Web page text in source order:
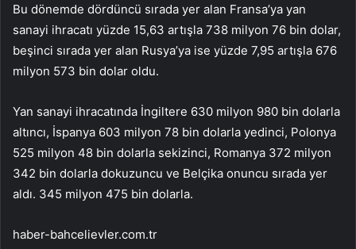
Bu dönemde dördüncü sırada yer alan Fransa’ya yan
sanayi ihracatı yüzde 15,63 artışla 738 milyon 76 bin dolar,
beşinci sırada yer alan Rusya’ya ise yüzde 7,95 artışla 676
milyon 573 bin dolar oldu.
Yan sanayi ihracatında İngiltere 630 milyon 980 bin dolarla
altıncı, İspanya 603 milyon 78 bin dolarla yedinci, Polonya
525 milyon 48 bin dolarla sekizinci, Romanya 372 milyon
342 bin dolarla dokuzuncu ve Belçika onuncu sırada yer
aldı. 345 milyon 475 bin dolarla.
haber-bahcelievler.com.tr